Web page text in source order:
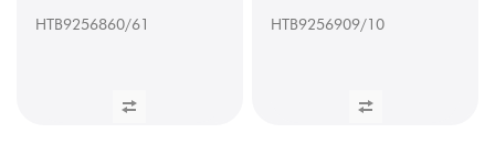
HTB9256860/61 HTB9256909/10